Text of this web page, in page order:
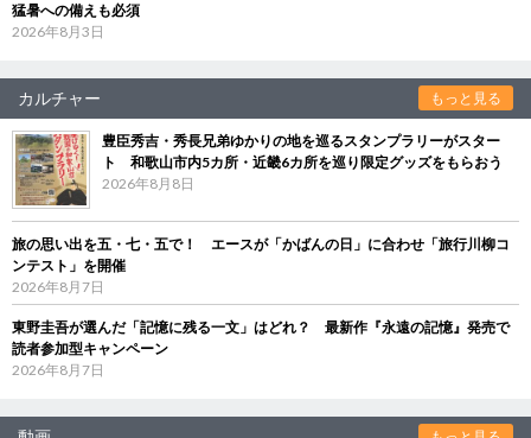
猛暑への備えも必須
2026年8月3日
カルチャー もっと見る
豊臣秀吉・秀長兄弟ゆかりの地を巡るスタンプラリーがスター
ト 和歌山市内5カ所・近畿6カ所を巡り限定グッズをもらおう
2026年8月8日
旅の思い出を五・七・五で！ エースが「かばんの日」に合わせ「旅行川柳コ
ンテスト」を開催
2026年8月7日
東野圭吾が選んだ「記憶に残る一文」はどれ？ 最新作『永遠の記憶』発売で
読者参加型キャンペーン
2026年8月7日